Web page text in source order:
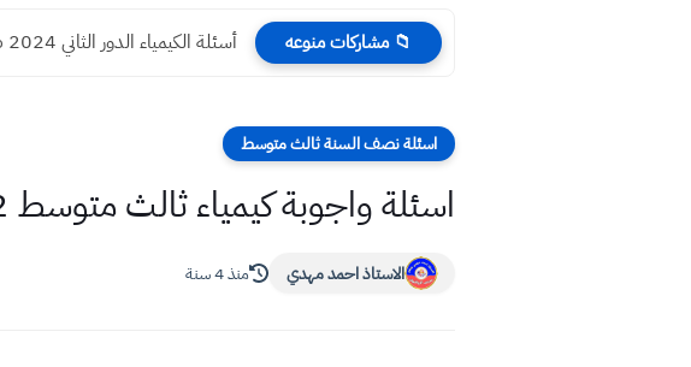
📁 مشاركات منوعه أسئلة الكيمياء الدور الثاني 2024 صف الثالث المتوسط
اسئلة نصف السنة ثالث متوسط
اسئلة واجوبة كيمياء ثالث متوسط 2022 نصف السنة
الاستاذ احمد مهدي منذ 4 سنة